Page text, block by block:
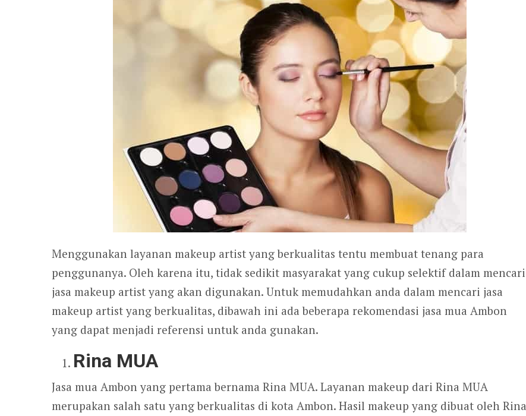
Menggunakan layanan makeup artist yang berkualitas tentu membuat tenang para
penggunanya. Oleh karena itu, tidak sedikit masyarakat yang cukup selektif dalam mencari
jasa makeup artist yang akan digunakan. Untuk memudahkan anda dalam mencari jasa
makeup artist yang berkualitas, dibawah ini ada beberapa rekomendasi jasa mua Ambon
yang dapat menjadi referensi untuk anda gunakan.
Rina MUA
Jasa mua Ambon yang pertama bernama Rina MUA. Layanan makeup dari Rina MUA
merupakan salah satu yang berkualitas di kota Ambon. Hasil makeup yang dibuat oleh Rina